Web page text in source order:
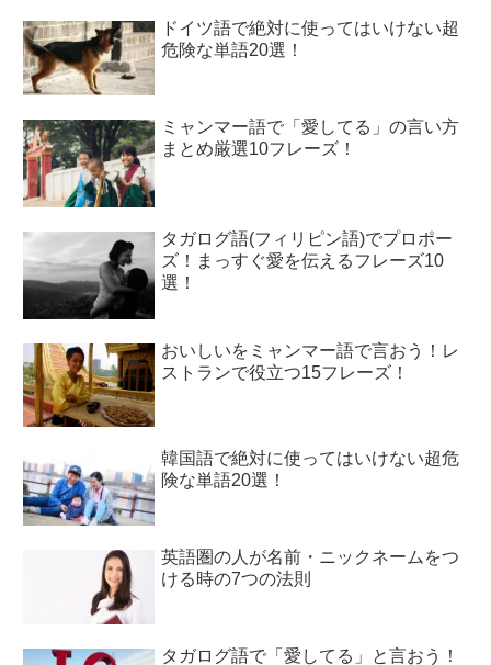
ドイツ語で絶対に使ってはいけない超
危険な単語20選！
ミャンマー語で「愛してる」の言い方
まとめ厳選10フレーズ！
タガログ語(フィリピン語)でプロポー
ズ！まっすぐ愛を伝えるフレーズ10
選！
おいしいをミャンマー語で言おう！レ
ストランで役立つ15フレーズ！
韓国語で絶対に使ってはいけない超危
険な単語20選！
英語圏の人が名前・ニックネームをつ
ける時の7つの法則
タガログ語で「愛してる」と言おう！